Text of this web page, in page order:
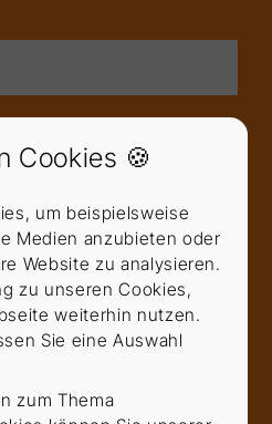
Cookies 🍪
um beispielsweise
Medien anzubieten oder
Website zu analysieren.
zu unseren Cookies,
weiterhin nutzen.
Sie eine Auswahl
zum Thema